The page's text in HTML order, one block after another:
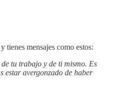
tienes mensajes como estos:
tu trabajo y de ti mismo. Es
estar avergonzado de haber